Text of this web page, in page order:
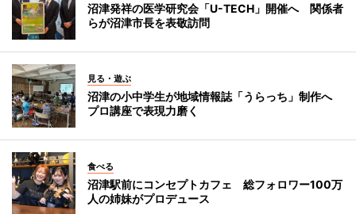
沼津発祥の医学研究会「U-TECH」開催へ 関係者
らが沼津市長を表敬訪問
見る・遊ぶ
沼津の小中学生が地域情報誌「うらっち」制作へ
プロ講座で表現力磨く
食べる
沼津駅前にコンセプトカフェ 総フォロワー100万
人の姉妹がプロデュース